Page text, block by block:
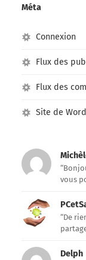
Méta
Connexion
Flux des
Flux des
Site de
vous
“De
Delph